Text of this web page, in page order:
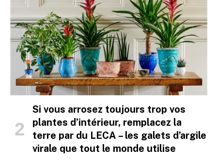
Si vous arrosez toujours trop vos
plantes d’intérieur, remplacez la
terre par du LECA – les galets d’argile
virale que tout le monde utilise